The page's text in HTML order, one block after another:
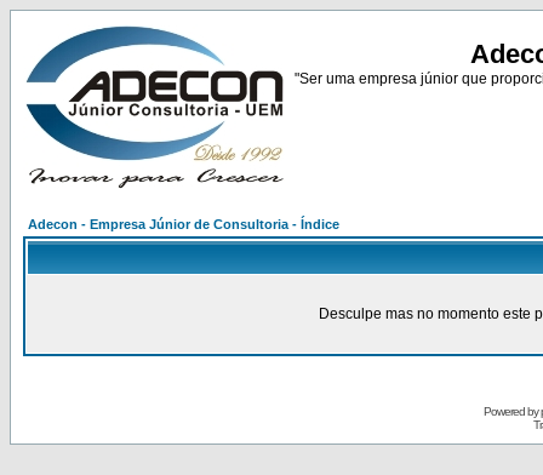
"Ser uma empresa júnior que
Adecon - Empresa Júnior de Consultoria - Índice
Desculpe mas no momento este
Powered by